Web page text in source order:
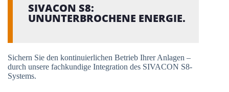
SIVACON S8:
UNUNTERBROCHENE ENERGIE.
Sichern Sie den kontinuierlichen Betrieb Ihrer Anlagen –
durch unsere fachkundige Integration des SIVACON S8-
Systems.